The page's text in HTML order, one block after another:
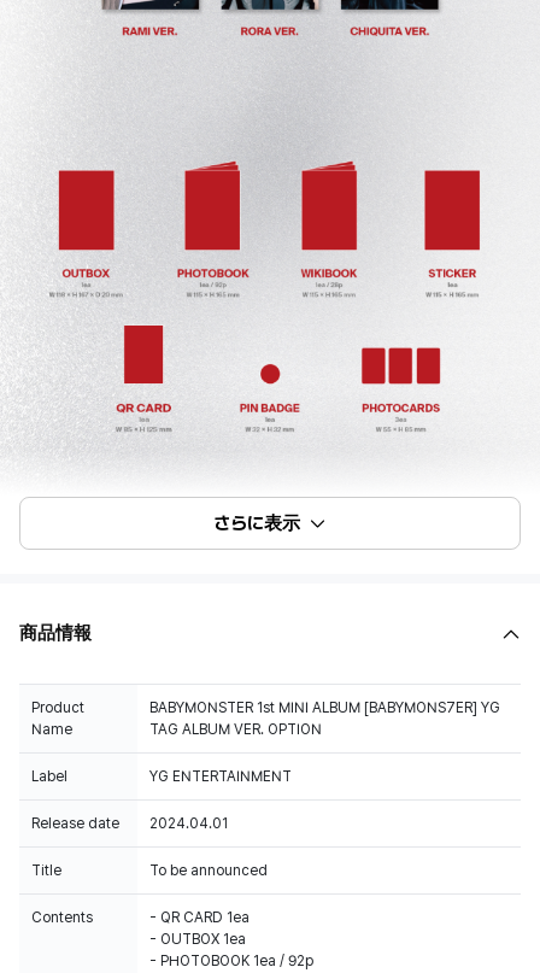
さらに表示
商品情報
Product
Name
BABYMONSTER 1st MINI ALBUM [BABYMONS7ER] YG
TAG ALBUM VER. OPTION
Label YG ENTERTAINMENT
Release date 2024.04.01
Title To be announced
Contents
- QR CARD 1ea
- OUTBOX 1ea
- PHOTOBOOK 1ea / 92p